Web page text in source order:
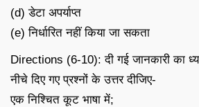
(d) डेटा अपर्याप्त
(e) निर्धारित नहीं किया जा सकता
Directions (6-10): दी गई जानकारी का
नीचे दिए गए प्रश्नों के उत्तर दीजिए-
एक निश्चित कूट भाषा में;